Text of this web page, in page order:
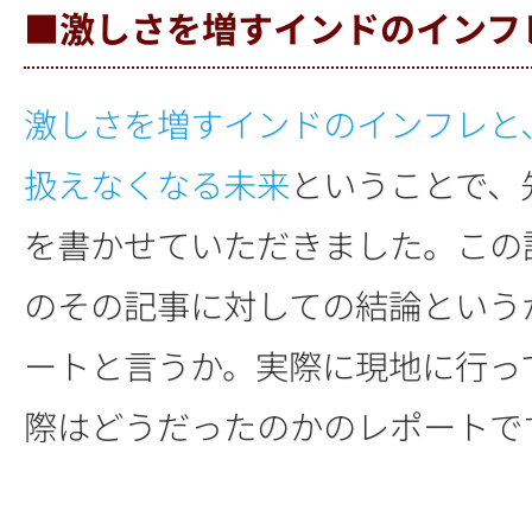
■激しさを増すインドのインフ
激しさを増すインドのインフレ
扱えなくなる未来ということで
を書かせていただきました。こ
のその記事に対しての結論とい
ートと言うか。実際に現地に行
際はどうだったのかのレポートで